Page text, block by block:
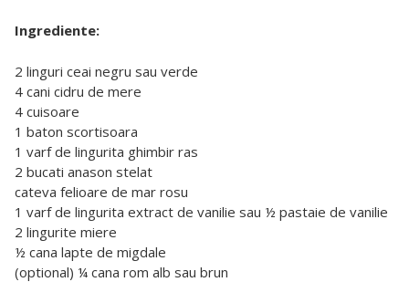
Ingrediente:
2 linguri ceai negru sau verde
4 cani cidru de mere
4 cuisoare
1 baton scortisoara
1 varf de lingurita ghimbir ras
2 bucati anason stelat
cateva felioare de mar rosu
1 varf de lingurita extract de vanilie sau ½ pastaie de vanilie
2 lingurite miere
½ cana lapte de migdale
(optional) ¼ cana rom alb sau brun